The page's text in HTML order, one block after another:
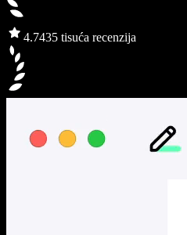
4.7435 tisuća recenzija